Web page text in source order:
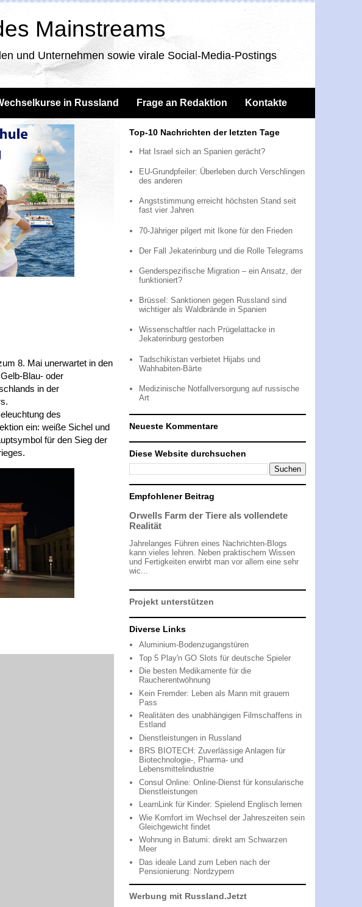
Mainstreams
und Unternehmen sowie virale Social-Media-Postings
in Russland Frage an Redaktion Kontakte
8. Mai unerwartet in den
Blau- oder
in der
des
ein: weiße Sichel und
für den Sieg der
Top-10 Nachrichten der letzten Tage
Hat Israel sich an Spanien gerächt?
EU-Grundpfeiler: Überleben durch Verschlingen
des anderen
Angststimmung erreicht höchsten Stand seit
fast vier Jahren
70-Jähriger pilgert mit Ikone für den Frieden
Der Fall Jekaterinburg und die Rolle Telegrams
Genderspezifische Migration – ein Ansatz, der
funktioniert?
Brüssel: Sanktionen gegen Russland sind
wichtiger als Waldbrände in Spanien
Wissenschaftler nach Prügelattacke in
Jekaterinburg gestorben
Tadschikistan verbietet Hijabs und
Wahhabiten-Bärte
Medizinische Notfallversorgung auf russische
Art
Neueste Kommentare
Diese Website durchsuchen
Empfohlener Beitrag
Orwells Farm der Tiere als vollendete
Realität
Jahrelanges Führen eines Nachrichten-Blogs
kann vieles lehren. Neben praktischem Wissen
und Fertigkeiten erwirbt man vor allem eine sehr
wic...
Projekt unterstützen
Diverse Links
Aluminium-Bodenzugangstüren
Top 5 Play'n GO Slots für deutsche Spieler
Die besten Medikamente für die
Raucherentwöhnung
Kein Fremder: Leben als Mann mit grauem
Pass
Realitäten des unabhängigen Filmschaffens in
Estland
Dienstleistungen in Russland
BRS BIOTECH: Zuverlässige Anlagen für
Biotechnologie-, Pharma- und
Lebensmittelindustrie
Consul Online: Online-Dienst für konsularische
Dienstleistungen
LearnLink für Kinder: Spielend Englisch lernen
Wie Komfort im Wechsel der Jahreszeiten sein
Gleichgewicht findet
Wohnung in Batumi: direkt am Schwarzen
Meer
Das ideale Land zum Leben nach der
Pensionierung: Nordzypern
Werbung mit Russland.Jetzt